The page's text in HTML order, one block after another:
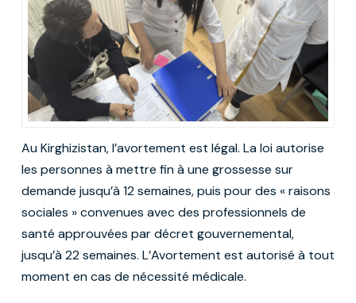
Au Kirghizistan, l’avortement est légal. La loi autorise
les personnes à mettre fin à une grossesse sur
demande jusqu’à 12 semaines, puis pour des « raisons
sociales » convenues avec des professionnels de
santé approuvées par décret gouvernemental,
jusqu’à 22 semaines. L’Avortement est autorisé à tout
moment en cas de nécessité médicale.